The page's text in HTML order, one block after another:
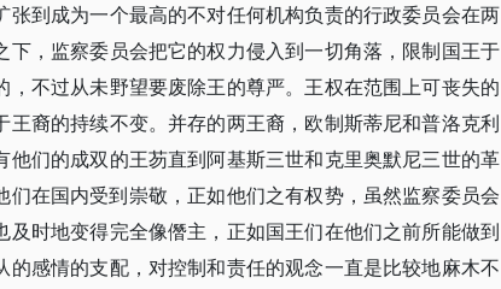
到成为一个最高的不对任何机构负责的行政委员会在两
，监察委员会把它的权力侵入到一切角落，限制国王于
不过从未野望要废除王的尊严。王权在范围上可丧失的
王裔的持续不变。并存的两王裔，欧制斯蒂尼和普洛克利
们的成双的王芴直到阿基斯三世和克里奥默尼三世的革
在国内受到崇敬，正如他们之有权势，虽然监察委员会
时地变得完全像僭主，正如国王们在他们之前所能做到
感情的支配，对控制和责任的观念一直是比较地麻木不